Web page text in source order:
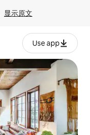
显示原文
Use app